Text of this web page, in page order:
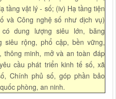
tầng vật lý - số; (iv) Hạ tầng tiện
và Công nghệ số như dịch vụ)
dung lượng siêu lớn, băng
siêu rộng, phổ cập, bền vững,
thông minh, mở và an toàn đáp
cầu phát triển kinh tế số, xã
Chính phủ số, góp phần bảo
phòng, an ninh.